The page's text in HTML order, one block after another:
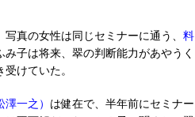
真の女性は同じセミナーに通う、 料
み子は将来、翠の判断能力があやうく
受けていた。
一之） は健在で、半年前にセミナー